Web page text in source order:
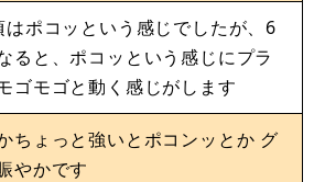
はポコッという感じでしたが、6
ると、ポコッという感じにプラ
ゴモゴと動く感じがします
ちょっと強いとポコンッとか グ
やかです